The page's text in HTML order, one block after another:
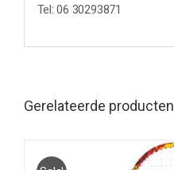
Tel: 06 30293871
Gerelateerde producten